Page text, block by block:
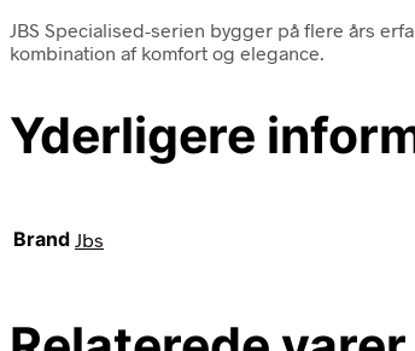
JBS Specialised-serien bygger på flere års
kombination af komfort og elegance.
Yderligere
Brand Jbs